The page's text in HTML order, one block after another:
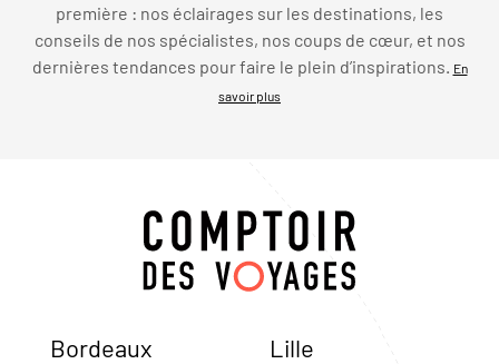
première : nos éclairages sur les destinations, les
conseils de nos spécialistes, nos coups de cœur, et nos
dernières tendances pour faire le plein d’inspirations. En
savoir plus
Bordeaux Lille